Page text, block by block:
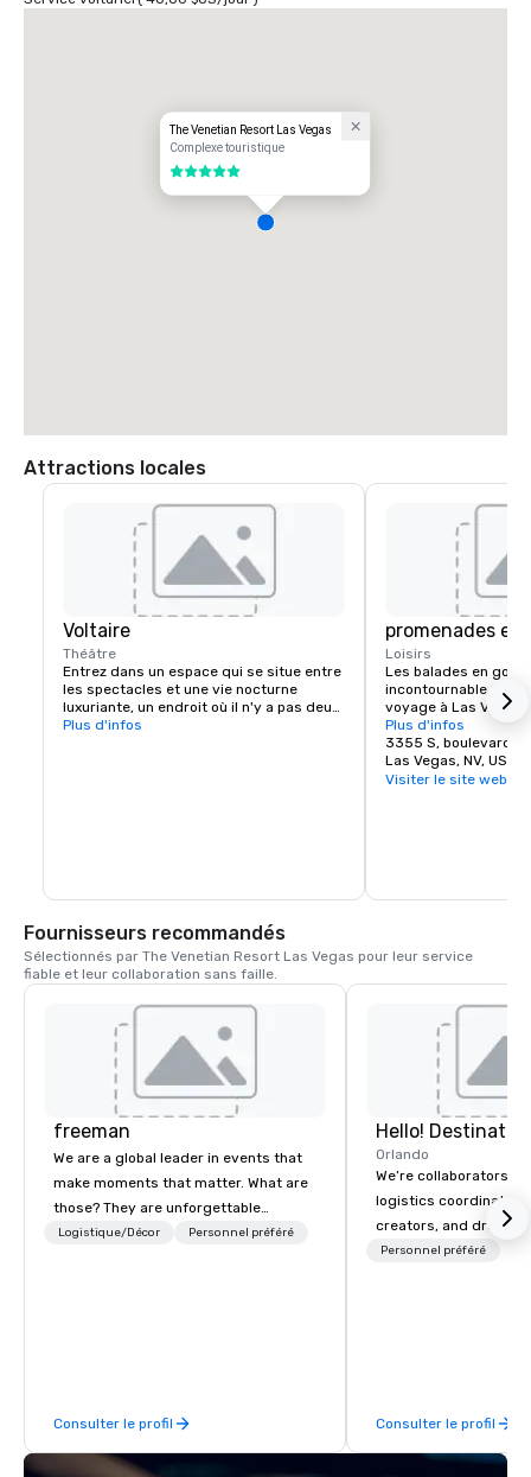
The Venetian Resort Las Vegas
Complexe touristique
5 sur 5
Attractions locales
Voltaire
Théâtre
Entrez dans un espace qui se situe entre
les spectacles et une vie nocturne
luxuriante, un endroit où il n'y a pas deux
soirées identiques. Avant le spectacle,
Plus d'infos
promenades en
Loisirs
Les balades en
incontournable de
voyage à Las Vegas
sans une visite en
les ponts, à côté
balcons, tout en
Il y a une balade en
Las Vegas, un
direct depuis votre
Plus d'infos
3355 S, boulevard
Las Vegas, NV, US
Visiter le site web
Fournisseurs recommandés
Sélectionnés par The Venetian Resort Las Vegas pour leur service
fiable et leur collaboration sans faille.
freeman
We are a global leader in events that
make moments that matter. What are
those? They are unforgettable
experiences that create meaningful
Logistique/Décor Personnel préféré
Consulter le profil
Orlando
We’re collaborators,
logistics
creators, and
we love with a
confidence and
result is a
Personnel préféré
Consulter le profil